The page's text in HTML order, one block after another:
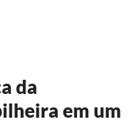
da
em um